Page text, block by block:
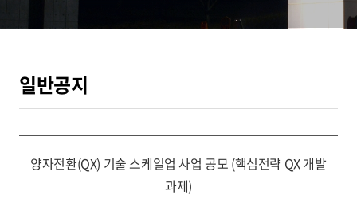
일반공지
양자전환(QX) 기술 스케일업 사업 공모 (핵심전략 QX 개발
과제)